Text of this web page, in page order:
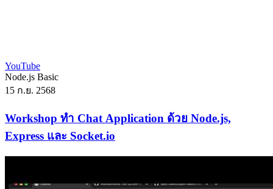
YouTube
Node.js Basic
15 ก.ย. 2568
Workshop ทำ Chat Application ด้วย Node.js,
Express และ Socket.io